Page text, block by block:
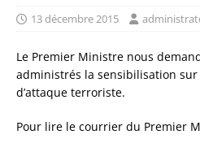
13 décembre 2015
Le Premier Ministre nous
administrés la sensibilisation sur
d’attaque terroriste.
Pour lire le courrier du Premier